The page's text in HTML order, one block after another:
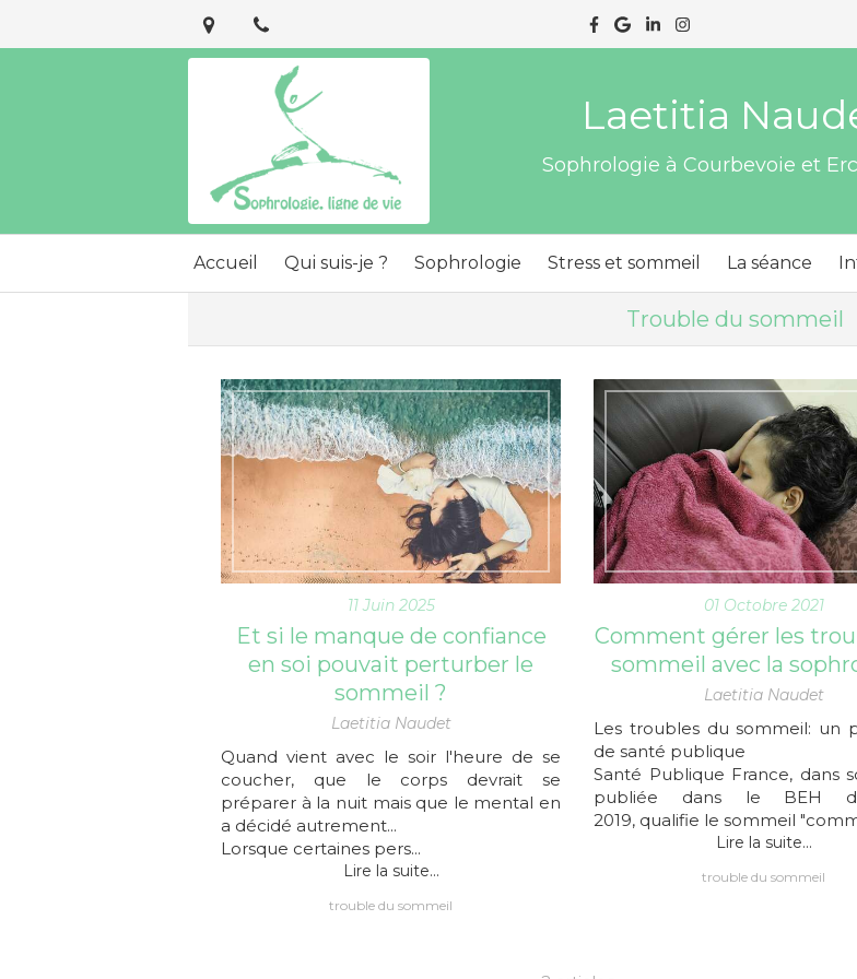
Laetitia
Sophrologie à Courbevoie et
Accueil Qui suis-je ? Sophrologie Stress et sommeil La séance
Trouble du sommeil
11 Juin 2025
Et si le manque de confiance
en soi pouvait perturber le
sommeil ?
Laetitia Naudet
Quand vient avec le soir l'heure de se
coucher, que le corps devrait se
préparer à la nuit mais que le mental en
a décidé autrement...
Lorsque certaines pers...
Lire la suite...
trouble du sommeil
01 Octobre 2021
Comment gérer les
sommeil avec la
Laetitia Naudet
Les troubles du sommeil: un
de santé publique
Santé Publique France, dans
publiée dans le BEH
2019, qualifie le sommeil
Lire la suite...
trouble du sommeil